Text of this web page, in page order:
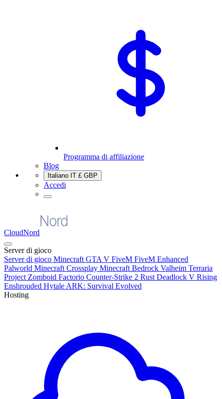
Programma di affiliazione
Blog
Italiano IT £ GBP
Accedi
CloudNord
Server di gioco
Server di gioco Minecraft GTA V FiveM FiveM Enhanced
Palworld Minecraft Crossplay Minecraft Bedrock Valheim Terraria
Project Zomboid Factorio Counter-Strike 2 Rust Deadlock V Rising
Enshrouded Hytale ARK: Survival Evolved
Hosting